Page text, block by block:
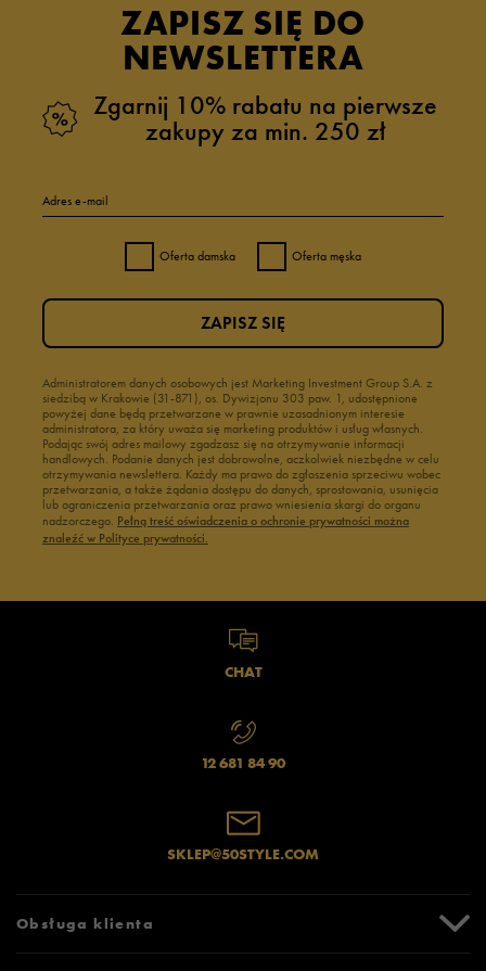
ZAPISZ SIĘ DO
NEWSLETTERA
Zgarnij 10% rabatu na pierwsze
zakupy za min. 250 zł
Adres e-mail
Oferta damska Oferta męska
Administratorem danych osobowych jest Marketing Investment Group S.A. z
siedzibą w Krakowie (31-871), os. Dywizjonu 303 paw. 1, udostępnione
powyżej dane będą przetwarzane w prawnie uzasadnionym interesie
administratora, za który uważa się marketing produktów i usług własnych.
Podając swój adres mailowy zgadzasz się na otrzymywanie informacji
handlowych. Podanie danych jest dobrowolne, aczkolwiek niezbędne w celu
otrzymywania newslettera. Każdy ma prawo do zgłoszenia sprzeciwu wobec
przetwarzania, a także żądania dostępu do danych, sprostowania, usunięcia
lub ograniczenia przetwarzania oraz prawo wniesienia skargi do organu
nadzorczego. Pełną treść oświadczenia o ochronie prywatności można
znaleźć w Polityce prywatności.
ZAPISZ SIĘ
CHAT
12 681 84 90
SKLEP@50STYLE.COM
Obsługa klienta